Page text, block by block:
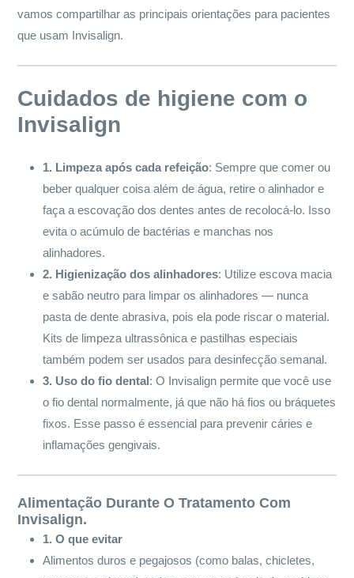
vamos compartilhar as principais orientações para pacientes
que usam Invisalign.
Cuidados de higiene com o
Invisalign
1. Limpeza após cada refeição: Sempre que comer ou
beber qualquer coisa além de água, retire o alinhador e
faça a escovação dos dentes antes de recolocá-lo. Isso
evita o acúmulo de bactérias e manchas nos
alinhadores.
2. Higienização dos alinhadores: Utilize escova macia
e sabão neutro para limpar os alinhadores — nunca
pasta de dente abrasiva, pois ela pode riscar o material.
Kits de limpeza ultrassônica e pastilhas especiais
também podem ser usados para desinfecção semanal.
3. Uso do fio dental: O Invisalign permite que você use
o fio dental normalmente, já que não há fios ou bráquetes
fixos. Esse passo é essencial para prevenir cáries e
inflamações gengivais.
Alimentação Durante O Tratamento Com
Invisalign.
1. O que evitar
Alimentos duros e pegajosos (como balas, chicletes,